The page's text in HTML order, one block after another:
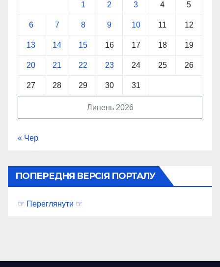
Липень 2026
1 2 3 4 5
6 7 8 9 10 11 12
13 14 15 16 17 18 19
20 21 22 23 24 25 26
27 28 29 30 31
« Чер
ПОПЕРЕДНЯ ВЕРСІЯ ПОРТАЛУ
☞ Переглянути ☞